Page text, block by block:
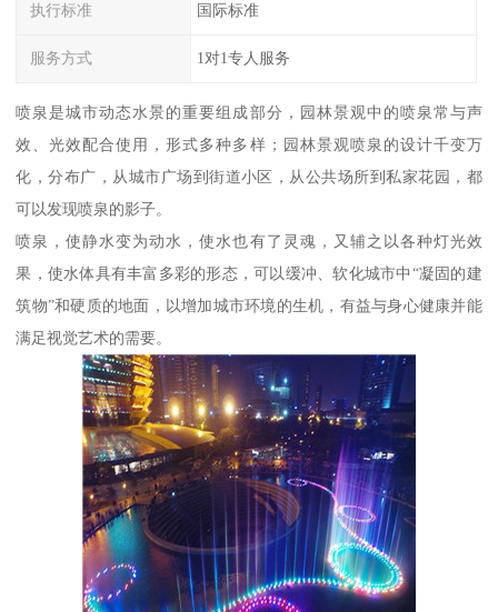
执行标准 国际标准
服务方式 1对1专人服务
喷泉是城市动态水景的重要组成部分，园林景观中的喷泉常与声
效、光效配合使用，形式多种多样；园林景观喷泉的设计千变万
化，分布广，从城市广场到街道小区，从公共场所到私家花园，都
可以发现喷泉的影子。
喷泉，使静水变为动水，使水也有了灵魂，又辅之以各种灯光效
果，使水体具有丰富多彩的形态，可以缓冲、软化城市中“凝固的建
筑物”和硬质的地面，以增加城市环境的生机，有益与身心健康并能
满足视觉艺术的需要。